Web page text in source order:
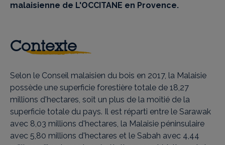
malaisienne de L'OCCITANE en Provence.
Contexte
Selon le Conseil malaisien du bois en 2017, la Malaisie
possède une superficie forestière totale de 18,27
millions d'hectares, soit un plus de la moitié de la
superficie totale du pays. Il est réparti entre le Sarawak
avec 8,03 millions d'hectares, la Malaisie péninsulaire
avec 5,80 millions d'hectares et le Sabah avec 4,44